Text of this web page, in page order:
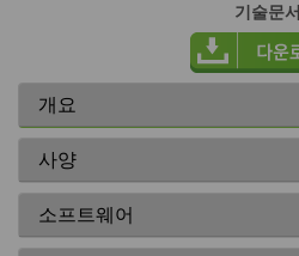
기술문서
개요
사양
소프트웨어